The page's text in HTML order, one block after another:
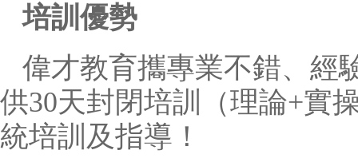
培訓優勢
偉才教育攜專業不錯、經
供30天封閉培訓（理論+實
統培訓及指導！